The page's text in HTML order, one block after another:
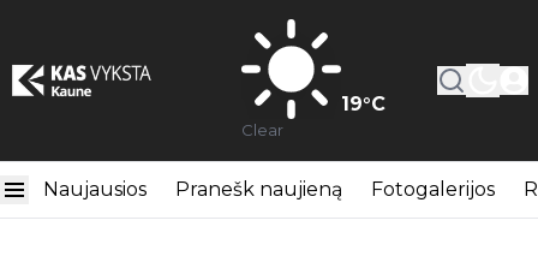
19°C
Clear
Naujausios Pranešk naujieną Fotogalerijos